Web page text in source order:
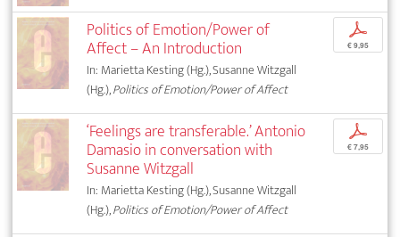
Politics of Emotion/Power of
Affect – An Introduction
In: Marietta Kesting (Hg.), Susanne Witzgall
(Hg.),Politics of Emotion/Power of Affect
p
€ 9,95
‘Feelings are transferable.’ Antonio
Damasio in conversation with
Susanne Witzgall
In: Marietta Kesting (Hg.), Susanne Witzgall
(Hg.),Politics of Emotion/Power of Affect
p
€ 7,95